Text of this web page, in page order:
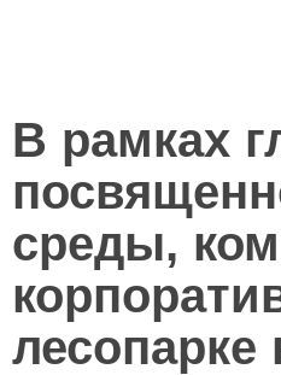
В рамках
среды,
лесопарке